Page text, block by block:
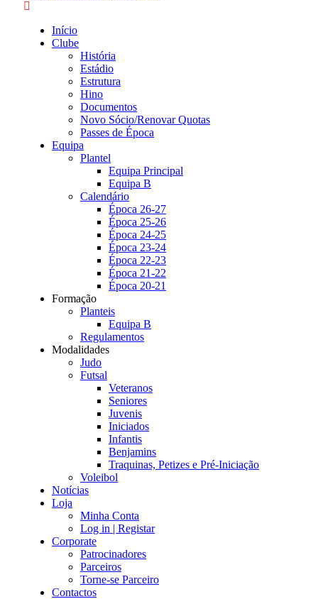
Início
Clube
História
Estádio
Estrutura
Hino
Documentos
Novo Sócio/Renovar Quotas
Passes de Época
Equipa
Plantel
Equipa Principal
Equipa B
Calendário
Época 26-27
Época 25-26
Época 24-25
Época 23-24
Época 22-23
Época 21-22
Época 20-21
Formação
Planteis
Equipa B
Regulamentos
Modalidades
Judo
Futsal
Veteranos
Seniores
Juvenis
Iniciados
Infantis
Benjamins
Traquinas, Petizes e Pré-Iniciação
Voleibol
Notícias
Loja
Minha Conta
Log in | Registar
Corporate
Patrocinadores
Parceiros
Torne-se Parceiro
Contactos